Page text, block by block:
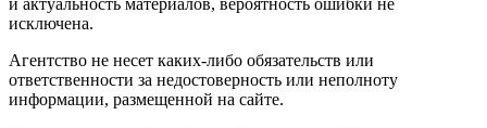
и актуальность материалов, вероятность ошибки не
исключена.
Агентство не несет каких-либо обязательств или
ответственности за недостоверность или неполноту
информации, размещенной на сайте.